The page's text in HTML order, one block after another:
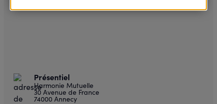
Présentiel
Harmonie Mutuelle
30 Avenue de France
74000 Annecy